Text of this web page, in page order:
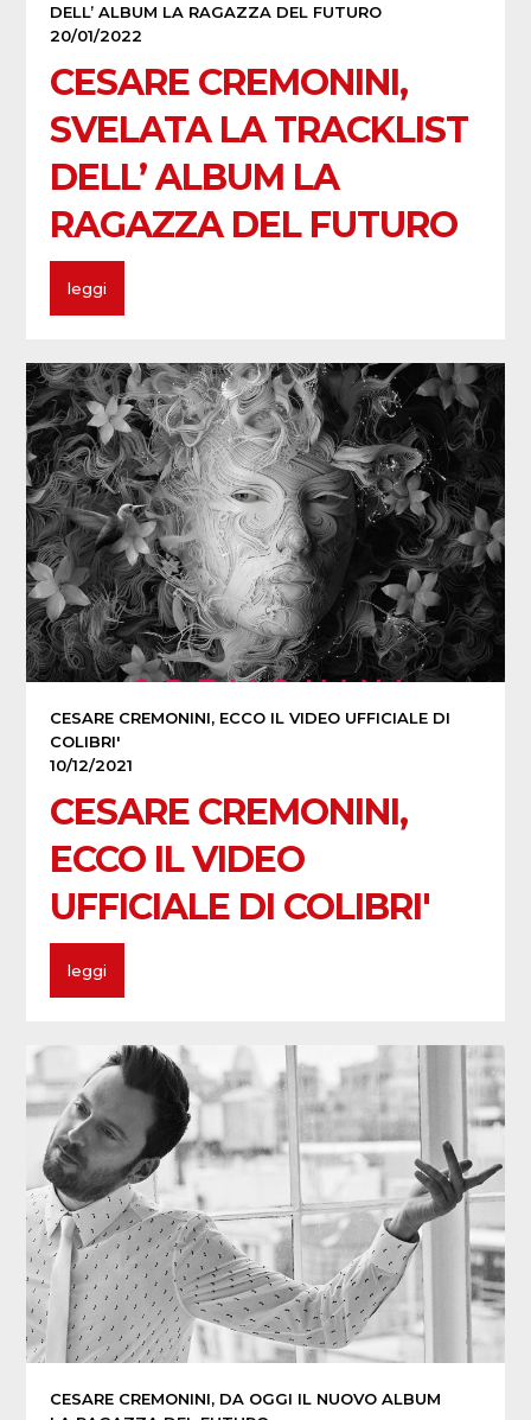
DELL’ ALBUM LA RAGAZZA DEL FUTURO
20/01/2022
CESARE CREMONINI,
SVELATA LA TRACKLIST
DELL’ ALBUM LA
RAGAZZA DEL FUTURO
leggi
CESARE CREMONINI, ECCO IL VIDEO UFFICIALE DI
COLIBRI'
10/12/2021
CESARE CREMONINI,
ECCO IL VIDEO
UFFICIALE DI COLIBRI'
leggi
CESARE CREMONINI, DA OGGI IL NUOVO ALBUM